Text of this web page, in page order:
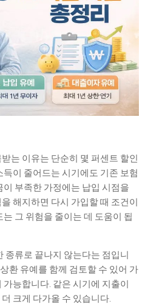
는 이유는 단순히 몇 퍼센트 할인
이 줄어드는 시기에도 기존 보험
부족한 가정에는 납입 시점을
해지하면 다시 가입할 때 조건이
그 위험을 줄이는 데 도움이 됩
종류로 끝나지 않는다는 점입니
환 유예를 함께 검토할 수 있어 가
능합니다. 같은 시기에 지출이
크게 다가올 수 있습니다.